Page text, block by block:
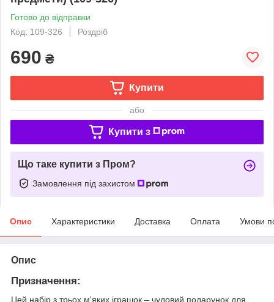
Готово до відправки
Код: 109-326
Роздріб
690 ₴
Купити
або
Купити з
Що таке купити з Пром?
Замовлення під захистом
Опис Характеристики Доставка Оплата Умови
Опис
Призначення:
Цей набір з трьох м'яких іграшок – чудовий подарунок для